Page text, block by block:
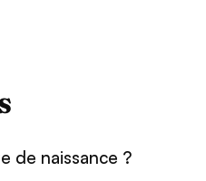
de naissance ?